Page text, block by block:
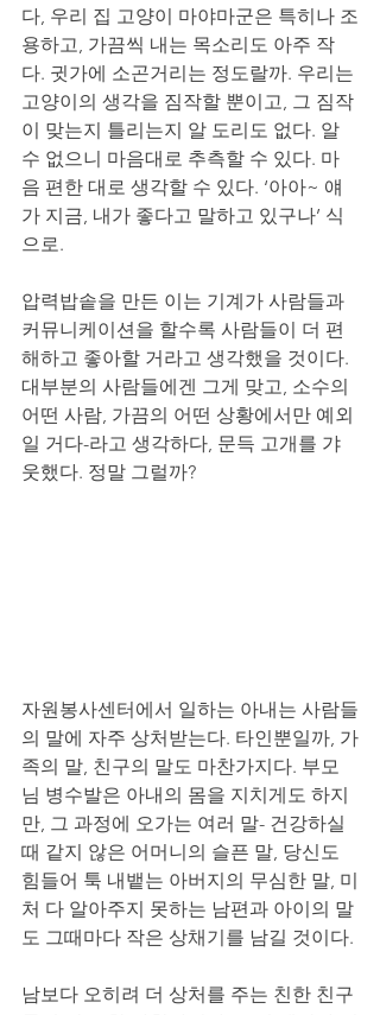
다, 우리 집 고양이 마야마군은 특히나 조
용하고, 가끔씩 내는 목소리도 아주 작
다. 귓가에 소곤거리는 정도랄까. 우리는
고양이의 생각을 짐작할 뿐이고, 그 짐작
이 맞는지 틀리는지 알 도리도 없다. 알
수 없으니 마음대로 추측할 수 있다. 마
음 편한 대로 생각할 수 있다. ‘아아~ 얘
가 지금, 내가 좋다고 말하고 있구나’ 식
으로.
압력밥솥을 만든 이는 기계가 사람들과
커뮤니케이션을 할수록 사람들이 더 편
해하고 좋아할 거라고 생각했을 것이다.
대부분의 사람들에겐 그게 맞고, 소수의
어떤 사람, 가끔의 어떤 상황에서만 예외
일 거다-라고 생각하다, 문득 고개를 갸
웃했다. 정말 그럴까?
자원봉사센터에서 일하는 아내는 사람들
의 말에 자주 상처받는다. 타인뿐일까, 가
족의 말, 친구의 말도 마찬가지다. 부모
님 병수발은 아내의 몸을 지치게도 하지
만, 그 과정에 오가는 여러 말- 건강하실
때 같지 않은 어머니의 슬픈 말, 당신도
힘들어 툭 내뱉는 아버지의 무심한 말, 미
처 다 알아주지 못하는 남편과 아이의 말
도 그때마다 작은 상채기를 남길 것이다.
남보다 오히려 더 상처를 주는 친한 친구